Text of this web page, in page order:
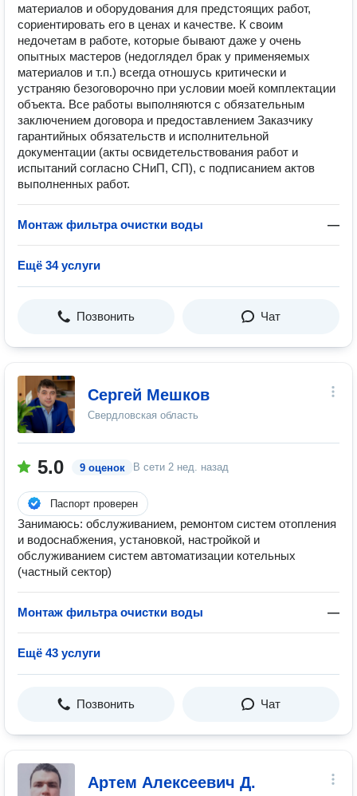
материалов и оборудования для предстоящих работ,
сориентировать его в ценах и качестве. К своим
недочетам в работе, которые бывают даже у очень
опытных мастеров (недоглядел брак у применяемых
материалов и т.п.) всегда отношусь критически и
устраняю безоговорочно при условии моей комплектации
объекта. Все работы выполняются с обязательным
заключением договора и предоставлением Заказчику
гарантийных обязательств и исполнительной
документации (акты освидетельствования работ и
испытаний согласно СНиП, СП), с подписанием актов
выполненных работ.
Монтаж фильтра очистки воды —
Ещё 34 услуги
Позвонить Чат
Сергей Мешков
Свердловская область
5.0 9 оценок В сети 2 нед. назад
Паспорт проверен
Занимаюсь: обслуживанием, ремонтом систем отопления
и водоснабжения, установкой, настройкой и
обслуживанием систем автоматизации котельных
(частный сектор)
Монтаж фильтра очистки воды —
Ещё 43 услуги
Позвонить Чат
Артем Алексеевич Д.